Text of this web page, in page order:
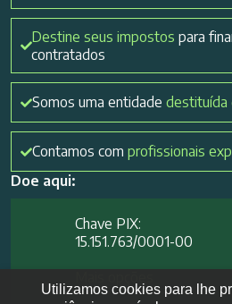
Destine seus impostos para
contratados
Somos uma entidade destituída
Contamos com profissionais
Doe aqui:
Chave PIX:
15.151.763/0001-00​
Utilizamos cookies para lhe